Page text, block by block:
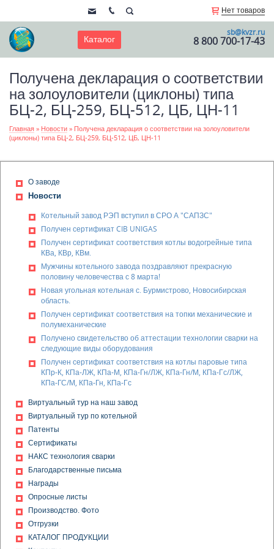
Нет товаров
Каталог
sb@kvzr.ru
8 800 700-17-43
Получена декларация о соответствии
на золоуловители (циклоны) типа
БЦ-2, БЦ-259, БЦ-512, ЦБ, ЦН-11
Главная » Новости » Получена декларация о соответствии на золоуловители
(циклоны) типа БЦ-2, БЦ-259, БЦ-512, ЦБ, ЦН-11
О заводе
Новости
Котельный завод РЭП вступил в СРО А "САПЗС"
Получен сертификат CIB UNIGAS
Получен сертификат соответствия котлы водогрейные типа
КВа, КВр, КВм.
Мужчины котельного завода поздравляют прекрасную
половину человечества с 8 марта!
Новая угольная котельная с. Бурмистрово, Новосибирская
область.
Получен сертификат соответствия на топки механические и
полумеханические
Получено свидетельство об аттестации технологии сварки на
следующие виды оборудования
Получен сертификат соответствия на котлы паровые типа
КПр-К, КПа-ЛЖ, КПа-М, КПа-Гн/ЛЖ, КПа-Гн/М, КПа-Гс/ЛЖ,
КПа-ГС/М, КПа-Гн, КПа-Гс
одновалковые ДО-1М, дробилки винтовые ВДП-15
Получена декларация о соответствии на
золоуловители (циклоны) типа БЦ-2, БЦ-259, БЦ-512,
ЦБ, ЦН-11
Получена декларация о соответствии на клапана
предохранительные КПС-0,5
Получен сертификат соответствия на модульные котельные
устройства на напряжение 1000 В: щиты управления типы:
ЩУК ПЛЖ, ЩУК ПТ, ЩУК ВЛЖ, ЩУК ВТ, ЩУВ, ЩУП, ЩУС, ЩУТ;
щиты распределения и управления, тип: ЩРУ
Виртуальный тур на наш завод
Виртуальный тур по котельной
Патенты
Сертификаты
НАКС технология сварки
Благодарственные письма
Награды
Опросные листы
Производство. Фото
Отгрузки
КАТАЛОГ ПРОДУКЦИИ